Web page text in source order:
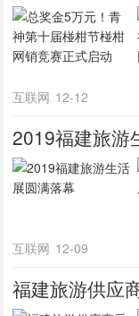
互联网 12-12
2019福建旅游
互联网 12-09
福建旅游供应